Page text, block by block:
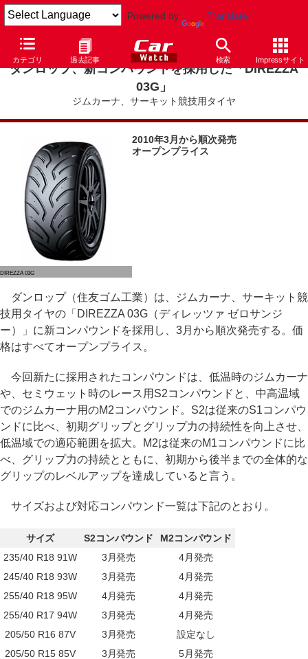
Powered by Translate
カテゴリ 過去記事 検索 Impressサイト
ダンロップ、新コンパウンドを採用した「DIREZZA
03G」
ジムカーナ、サーキット競技用タイヤ
DIREZZA 03G
2010年3月から順次発売
オープンプライス
ダンロップ（住友ゴム工業）は、ジムカーナ、サーキット競
技用タイヤの「DIREZZA 03G（ディレッツァ ゼロサンジ
ー）」に新コンパウンドを採用し、3月から順次発売する。価
格はすべてオープンプライス。
今回新たに採用されたコンパウンドは、低温時のジムカーナ
や、セミウェット時のレース用S2コンパウンドと、中高温域
でのジムカーナ用のM2コンパウンド。S2は従来のS1コンパウ
ンドに比べ、初期グリップとグリップ力の持続性を向上させ、
低温域での適応範囲を拡大。M2は従来のM1コンパウンドに比
べ、グリップ力の持続とともに、初期から後半までの全体的な
グリップのレベルアップを達成していると言う。
サイズおよび対応コンパウンド一覧は下記のとおり。
サイズ S2コンパウンド
M2コンパウンド
235/40 R18 91W
3月発売
4月発売
245/40 R18 93W
3月発売
4月発売
255/40 R18 95W
4月発売
4月発売
255/40 R17 94W
3月発売
4月発売
205/50 R16 87V
3月発売
設定なし
205/50 R15 85V
3月発売
5月発売